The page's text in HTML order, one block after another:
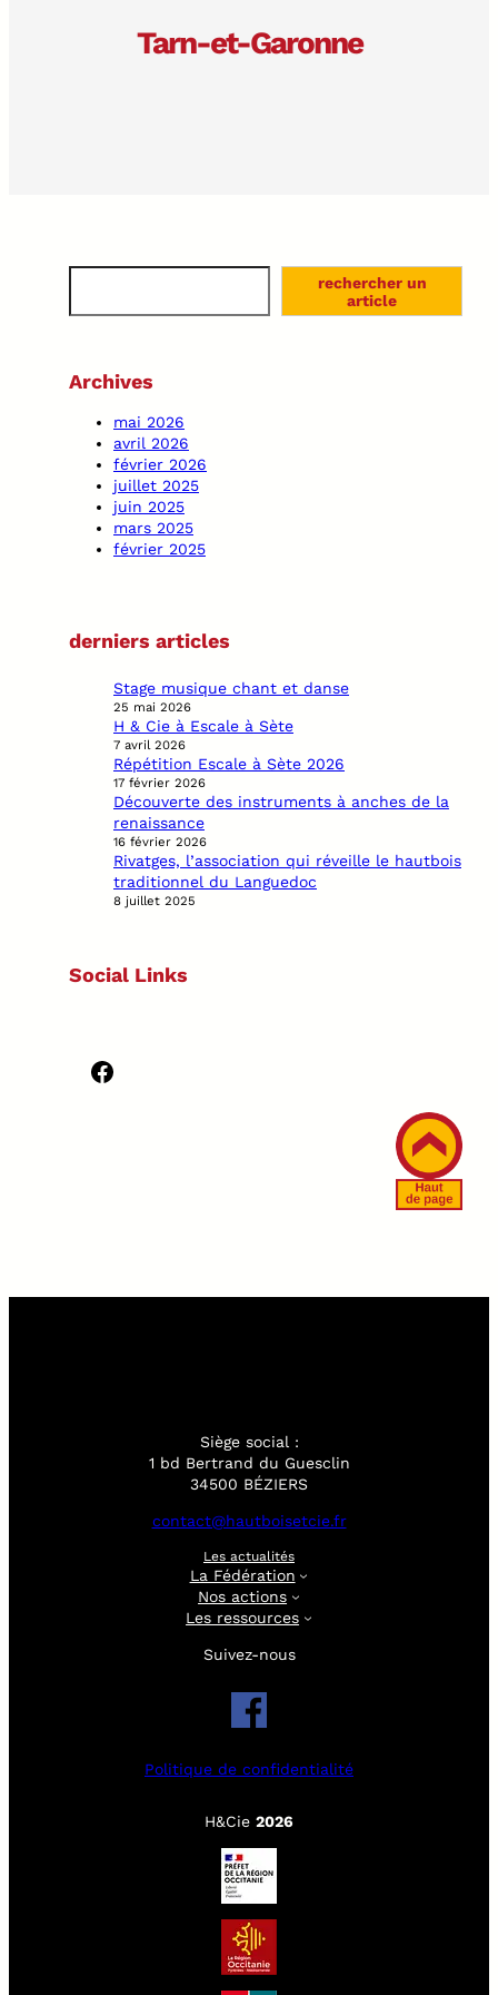
Tarn-et-Garonne
a
h
rechercher un
article
Archives
mai 2026
avril 2026
février 2026
juillet 2025
juin 2025
mars 2025
février 2025
derniers articles
Stage musique chant et danse
25 mai 2026
H & Cie à Escale à Sète
7 avril 2026
Répétition Escale à Sète 2026
17 février 2026
Découverte des instruments à anches de la
renaissance
16 février 2026
Rivatges, l’association qui réveille le hautbois
traditionnel du Languedoc
8 juillet 2025
Social Links
Facebook
Siège social :
1 bd Bertrand du Guesclin
34500 BÉZIERS
contact@hautboisetcie.fr
Les actualités
La Fédération
Nos actions
Les ressources
Suivez-nous
Politique de confidentialité
H&Cie 2026